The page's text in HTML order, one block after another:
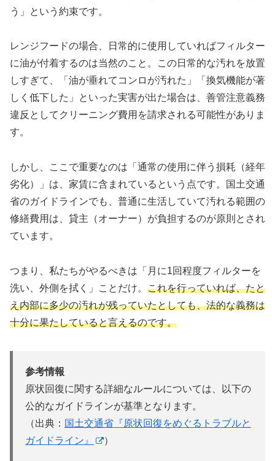
う」という約束です。
レンジフードの場合、日常的に使用していればフィルター
に油が付着するのは当然のこと。この日常的な汚れを放置
しすぎて、「油が垂れてコンロが汚れた」「換気機能が著
しく低下した」といった実害が出た場合は、善管注意義務
違反としてクリーニング費用を請求される可能性がありま
す。
しかし、ここで重要なのは「通常の使用に伴う損耗（経年
劣化）」は、家賃に含まれているという点です。国土交通
省のガイドラインでも、普通に生活していて汚れる範囲の
修繕費用は、貸主（オーナー）が負担するのが原則とされ
ています。
つまり、私たちがやるべきは「月に1回程度フィルターを
洗い、外側を拭く」ことだけ。 これを行っていれば、たと
え内部に多少の汚れが残っていたとしても、法的な義務は
十分に果たしていると言えるのです。
参考情報
原状回復に関する詳細なルールについては、以下の
公的なガイドラインが基準となります。
（出典： 国土交通省『原状回復をめぐるトラブルと
ガイドライン』
）